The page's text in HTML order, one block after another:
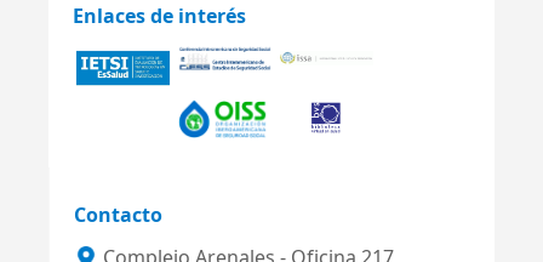
Enlaces de interés
Contacto